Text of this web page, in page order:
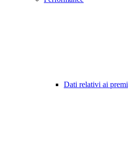
Dati relativi ai premi